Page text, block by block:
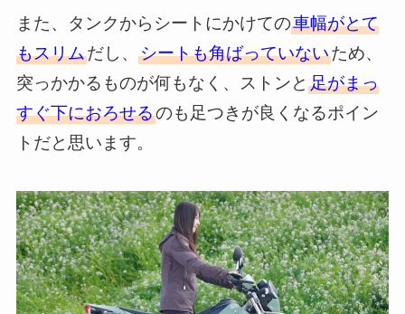
また、タンクからシートにかけての車幅がとて
もスリムだし、 シートも角ばっていないため、
突っかかるものが何もなく、ストンと 足がまっ
すぐ下におろせるのも足つきが良くなるポイン
トだと思います。